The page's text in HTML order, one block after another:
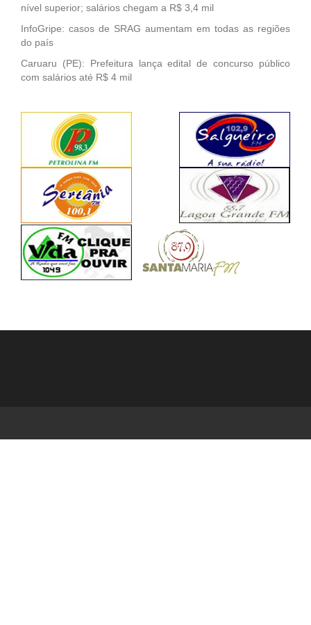
nível superior; salários chegam a R$ 3,4 mil
InfoGripe: casos de SRAG aumentam em todas as regiões
do país
Caruaru (PE): Prefeitura lança edital de concurso público
com salários até R$ 4 mil